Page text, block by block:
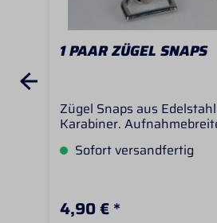
1 PAAR ZÜGEL SNAPS
Zügel Snaps aus
Karabiner.
Wenn Sie diese Zügel
Sofort versandfertig
4,90 € *